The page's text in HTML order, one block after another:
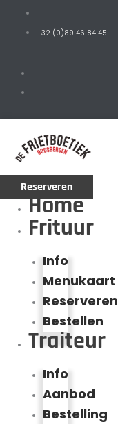
+32 (0)89 46 84 45
Reserveren
Home
Frituur
Info
Menukaart
Reserveren
Bestellen
Traiteur
Info
Aanbod
Bestelling